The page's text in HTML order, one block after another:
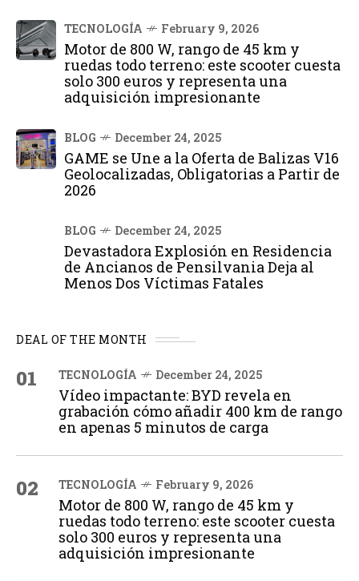
TECNOLOGÍA February 9, 2026
Motor de 800 W, rango de 45 km y
ruedas todo terreno: este scooter cuesta
solo 300 euros y representa una
adquisición impresionante
BLOG December 24, 2025
GAME se Une a la Oferta de Balizas V16
Geolocalizadas, Obligatorias a Partir de
2026
BLOG December 24, 2025
Devastadora Explosión en Residencia
de Ancianos de Pensilvania Deja al
Menos Dos Víctimas Fatales
DEAL OF THE MONTH
01 TECNOLOGÍA December 24, 2025
Vídeo impactante: BYD revela en
grabación cómo añadir 400 km de rango
en apenas 5 minutos de carga
02 TECNOLOGÍA February 9, 2026
Motor de 800 W, rango de 45 km y
ruedas todo terreno: este scooter cuesta
solo 300 euros y representa una
adquisición impresionante